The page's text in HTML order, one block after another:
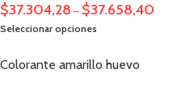
$37.304,28 – $37.658,40
Seleccionar opciones
Colorante amarillo huevo